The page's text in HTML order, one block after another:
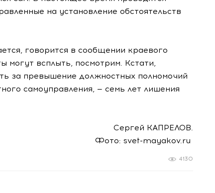
на установление обстоятельств
говорится в сообщении краевого
всплыть, посмотрим. Кстати,
за превышение должностных полномочий
самоуправления, — семь лет лишения
Сергей КАПРЕЛОВ.
Фото: svet-mayakov.ru
4130